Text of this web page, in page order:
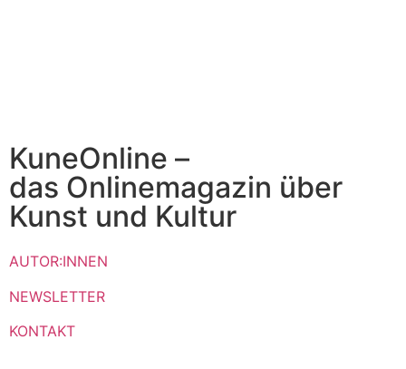
KuneOnline –
das Onlinemagazin über
Kunst und Kultur
AUTOR:INNEN
NEWSLETTER
KONTAKT